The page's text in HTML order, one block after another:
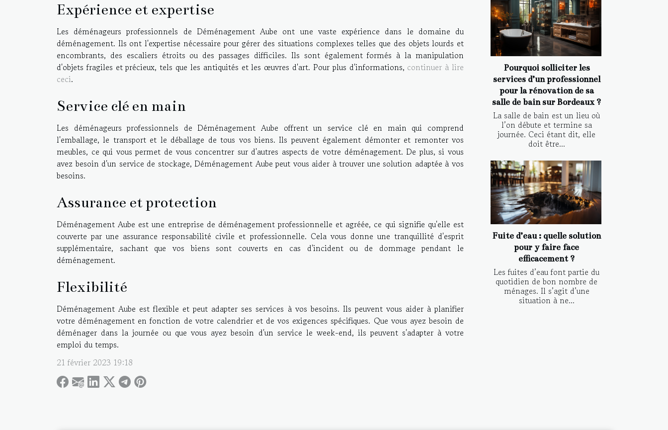
Expérience et expertise
Les déménageurs professionnels de Déménagement Aube ont une vaste expérience dans le domaine du
déménagement. Ils ont l'expertise nécessaire pour gérer des situations complexes telles que des objets lourds et
encombrants, des escaliers étroits ou des passages difficiles. Ils sont également formés à la manipulation
d'objets fragiles et précieux, tels que les antiquités et les œuvres d'art. Pour plus d'informations, continuer à lire
ceci.
Service clé en main
Les déménageurs professionnels de Déménagement Aube offrent un service clé en main qui comprend
l'emballage, le transport et le déballage de tous vos biens. Ils peuvent également démonter et remonter vos
meubles, ce qui vous permet de vous concentrer sur d'autres aspects de votre déménagement. De plus, si vous
avez besoin d'un service de stockage, Déménagement Aube peut vous aider à trouver une solution adaptée à vos
besoins.
Assurance et protection
Déménagement Aube est une entreprise de déménagement professionnelle et agréée, ce qui signifie qu'elle est
couverte par une assurance responsabilité civile et professionnelle. Cela vous donne une tranquillité d'esprit
supplémentaire, sachant que vos biens sont couverts en cas d'incident ou de dommage pendant le
déménagement.
Flexibilité
Déménagement Aube est flexible et peut adapter ses services à vos besoins. Ils peuvent vous aider à planifier
votre déménagement en fonction de votre calendrier et de vos exigences spécifiques. Que vous ayez besoin de
déménager dans la journée ou que vous ayez besoin d'un service le week-end, ils peuvent s'adapter à votre
emploi du temps.
21 février 2023 19:18
Pourquoi solliciter les
services d’un professionnel
pour la rénovation de sa
salle de bain sur Bordeaux ?
La salle de bain est un lieu où
l’on débute et termine sa
journée. Ceci étant dit, elle
doit être...
Fuite d’eau : quelle solution
pour y faire face
efficacement ?
Les fuites d’eau font partie du
quotidien de bon nombre de
ménages. Il s’agit d’une
situation à ne...